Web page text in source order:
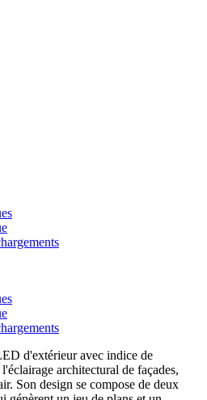
d'extérieur avec indice de
architectural de façades,
Son design se compose de deux